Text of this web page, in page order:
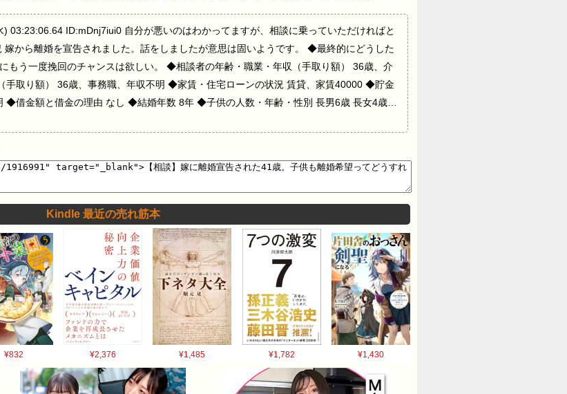
03:23:06.64 ID:mDnj7iui0 自分が悪いのはわかってますが、相談に乗っていただければと
から離婚を宣告されました。話をしましたが意思は固いようです。 ◆最終的にどうした
もう一度挽回のチャンスは欲しい。 ◆相談者の年齢・職業・年収（手取り額） 36歳、介
取り額） 36歳、事務職、年収不明 ◆家賃・住宅ローンの状況 賃貸、家賃40000 ◆貯金
◆借金額と借金の理由 なし ◆結婚年数 8年 ◆子供の人数・年齢・性別 長男6歳 長女4歳…
Kindle 最近の売れ筋本
¥832 ¥2,376 ¥1,485 ¥1,782 ¥1,430